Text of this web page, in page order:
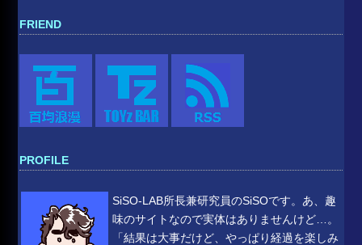
FRIEND
PROFILE
SiSO-LAB所長兼研究員のSiSOです。あ、趣
味のサイトなので実体はありませんけど…。
「結果は大事だけど、やっぱり経過を楽しみ